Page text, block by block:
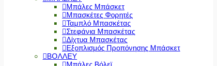
Μπάλες Μπάσκετ
Μπασκέτες Φορητές
Ταμπλό Μπασκέτας
Στεφάνια Μπασκέτας
Δίχτυα Μπασκέτας
Εξοπλισμός Προπόνησης Μπάσκετ
ΒΟΛΛΕΥ